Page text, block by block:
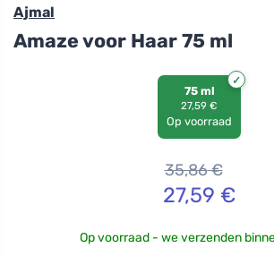
Ajmal
Amaze voor Haar 75 ml
75 ml
27,59 €
Op voorraad
35,86€
27,59 €
Op voorraad - we verzenden